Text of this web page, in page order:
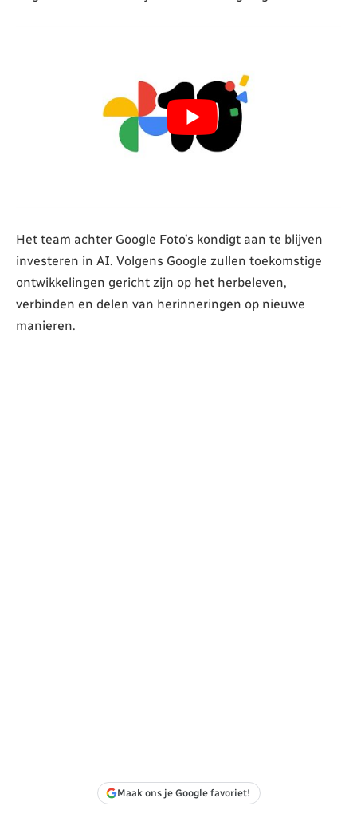
Het team achter Google Foto’s kondigt aan te blijven
investeren in AI. Volgens Google zullen toekomstige
ontwikkelingen gericht zijn op het herbeleven,
verbinden en delen van herinneringen op nieuwe
manieren.
Maak ons je Google favoriet!